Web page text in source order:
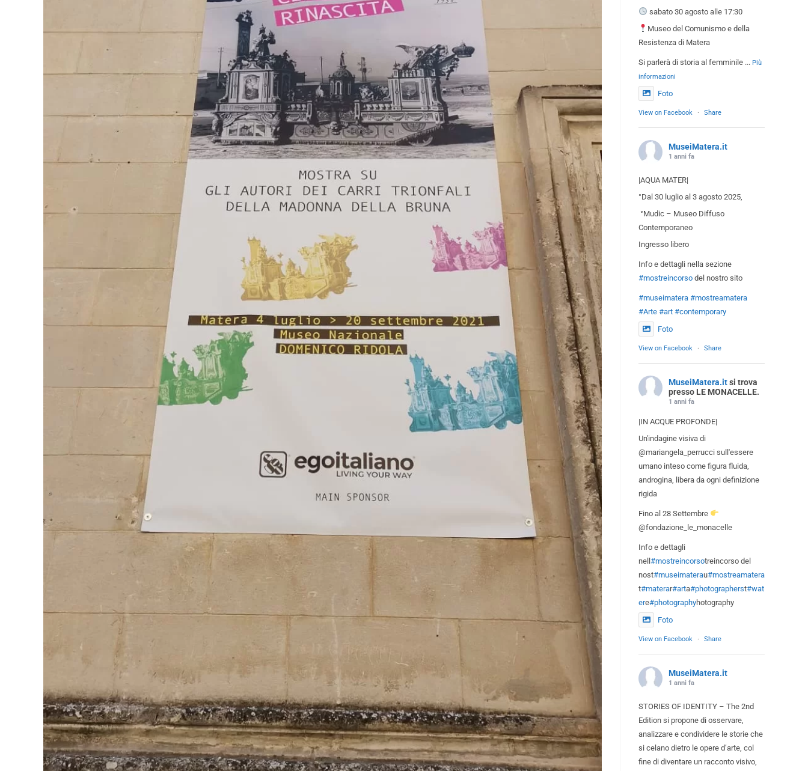
sabato 30 agosto alle 17:30
Museo del Comunismo e della
Resistenza di Matera
Si parlerà di storia al femminile ... Più
informazioni
Foto
View on Facebook · Share
MuseiMatera.it
1 anni fa
|AQUA MATER|
°Dal 30 luglio al 3 agosto 2025,
°Mudic – Museo Diffuso
Contemporaneo
Ingresso libero
Info e dettagli nella sezione
#mostreincorso del nostro sito
#museimatera #mostreamatera
#Arte #art #contemporary
Foto
View on Facebook · Share
MuseiMatera.itsi trova
presso LE MONACELLE.
1 anni fa
|IN ACQUE PROFONDE|
Un'indagine visiva di
@mariangela_perrucci sull'essere
umano inteso come figura fluida,
androgina, libera da ogni definizione
rigida
Fino al 28 Settembre
@fondazione_le_monacelle
Info e dettagli
nell#mostreincorsotreincorso del
nost#museimaterau#mostreamatera
t#materar#arta#photographerst#wat
ere#photographyhotography
Foto
View on Facebook · Share
MuseiMatera.it
1 anni fa
STORIES OF IDENTITY – The 2nd
Edition si propone di osservare,
analizzare e condividere le storie che
si celano dietro le opere d’arte, col
fine di diventare un racconto visivo,